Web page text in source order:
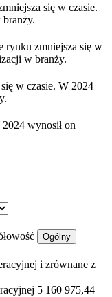
się w czasie.
rynku zmniejsza się w
w branży.
w czasie. W 2024
wynosił on
Ogólny
i zrównane z
5 160 975,44